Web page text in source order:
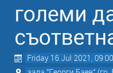
големи
Friday 16 Jul 2021, 09:00